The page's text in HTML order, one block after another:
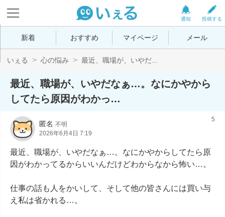
投稿する
通知
新着 おすすめ マイページ メール
いぇる 心の悩み 最近、職場が、いやだ...
最近、職場が、いやだなぁ…。なにかやから
してたら原因がわかっ…
匿名 不明
2026年6月4日 7:19
5
最近、職場が、いやだなぁ…。なにかやからしてたら原
因がわかってるからいいんだけどわからなから怖い…。
仕事の話も人をかいして、そして他の皆さんには買い与
え私は省かれる…。